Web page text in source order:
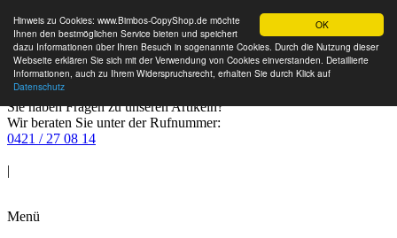
OK
Hinweis zu Cookies: www.Bimbos-CopyShop.de möchte
Ihnen den bestmöglichen Service bieten und speichert
dazu Informationen über Ihren Besuch in sogenannte Cookies. Durch die Nutzung dieser
Webseite erklären Sie sich mit der Verwendung von Cookies einverstanden. Detaillierte
Informationen, auch zu Ihrem Widerspruchsrecht, erhalten Sie durch Klick auf
Datenschutz
Sie haben Fragen zu unseren Artikeln?
Wir beraten Sie unter der Rufnummer:
0421 / 27 08 14
|
Menü